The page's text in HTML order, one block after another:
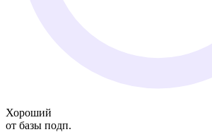
Хороший
от базы подп.